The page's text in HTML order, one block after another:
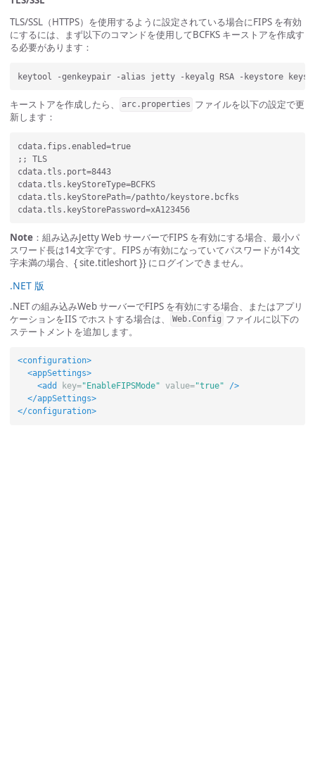
TLS/SSL（HTTPS）を使用するように設定されている場合にFIPS を有効
にするには、まず以下のコマンドを使用してBCFKS キーストアを作成す
る必要があります：
キーストアを作成したら、 arc.properties ファイルを以下の設定で更
新します：
cdata.fips.enabled=true
;; TLS
cdata.tls.port=8443
cdata.tls.keyStoreType=BCFKS
cdata.tls.keyStorePath=/pathto/keystore.bcfks
cdata.tls.keyStorePassword=xA123456
Note ：組み込みJetty Web サーバーでFIPS を有効にする場合、最小パ
スワード長は14文字です。FIPS が有効になっていてパスワードが14文
字未満の場合、{ site.titleshort }} にログインできません。
.NET 版
.NET の組み込みWeb サーバーでFIPS を有効にする場合、またはアプリ
ケーションをIIS でホストする場合は、
Web.Config ファイルに以下の
ステートメントを追加します。
<configuration>
<appSettings>
<add
key="EnableFIPSMode" value="true"
/>
</appSettings>
</configuration>